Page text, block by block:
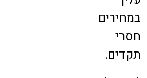
במחירים
חסרי
תקדים.